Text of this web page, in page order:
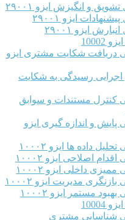
و انگیزش ایزو ۲۹۰۰۱
ایزو ۲۹۰۰۱
ایزو ۲۹۰۰۱
دریافت شکایت مشتری ایزو
اجرایی رسیدگی به شکایت
کنترل مستندات و سوابق
و اندازه گیری ایزو
داده ها ایزو ۱۰۰۰۲
اصلاحی ایزو ۱۰۰۰۲
داخلی ایزو ۱۰۰۰۲
مدیریت ایزو ۱۰۰۰۲
مستمر ایزو ۱۰۰۰۲
شناسایی مشتري